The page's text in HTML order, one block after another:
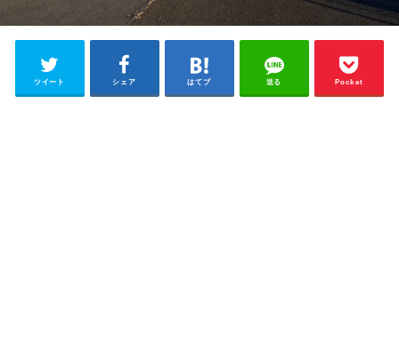
ツイート シェア はてブ 送る Pocket